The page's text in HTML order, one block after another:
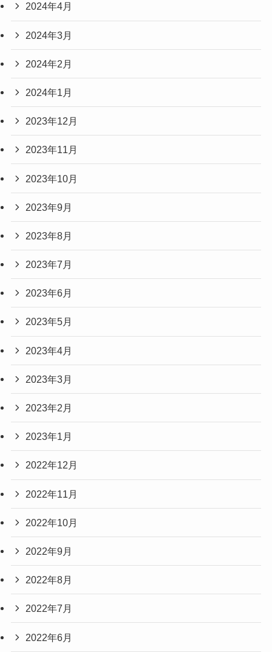
2024年4月
2024年3月
2024年2月
2024年1月
2023年12月
2023年11月
2023年10月
2023年9月
2023年8月
2023年7月
2023年6月
2023年5月
2023年4月
2023年3月
2023年2月
2023年1月
2022年12月
2022年11月
2022年10月
2022年9月
2022年8月
2022年7月
2022年6月